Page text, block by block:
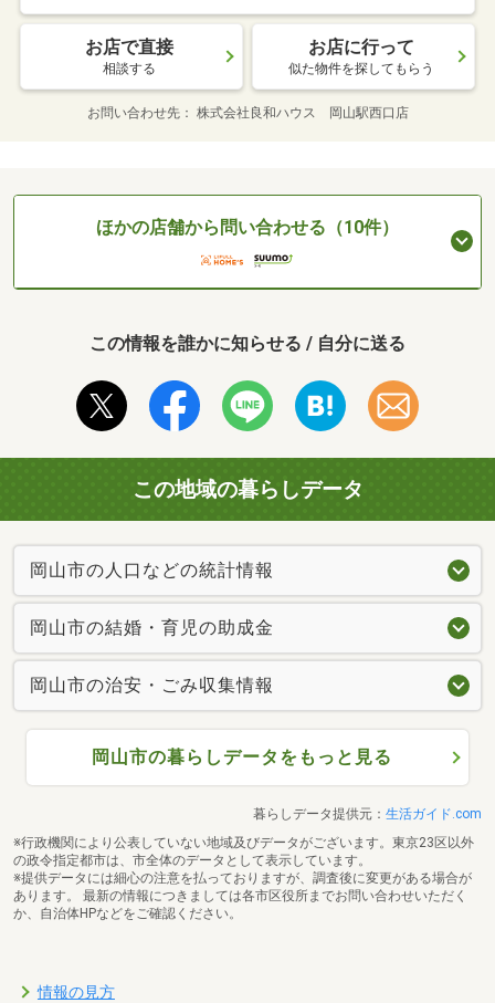
お店で直接
相談する
お店に行って
似た物件を探してもらう
お問い合わせ先 株式会社良和ハウス 岡山駅西口店
ほかの店舗から問い合わせる（10件）
この情報を誰かに知らせる / 自分に送る
この地域の暮らしデータ
岡山市の人口などの統計情報
岡山市の結婚・育児の助成金
岡山市の治安・ごみ収集情報
岡山市の暮らしデータをもっと見る
暮らしデータ提供元： 生活ガイド.com
※行政機関により公表していない地域及びデータがございます。東京23区以外
の政令指定都市は、市全体のデータとして表示しています。
※提供データには細心の注意を払っておりますが、調査後に変更がある場合が
あります。 最新の情報につきましては各市区役所までお問い合わせいただく
か、自治体HPなどをご確認ください。
情報の見方